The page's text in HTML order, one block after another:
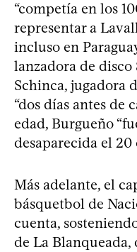
“competía en los
representar a
incluso en
lanzadora de disco
Schinca, jugadora
“dos días antes de
edad, Burgueño
desaparecida el 20
Más adelante, el
básquetbol de
cuenta,
de La